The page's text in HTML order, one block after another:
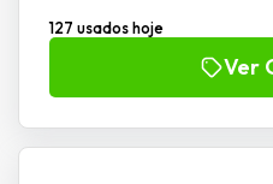
127 usados hoje
Ver